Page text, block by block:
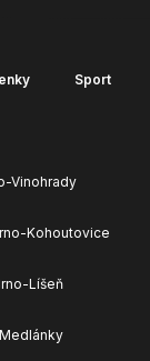
Sport
Vinohrady
Kohoutovice
Líšeň